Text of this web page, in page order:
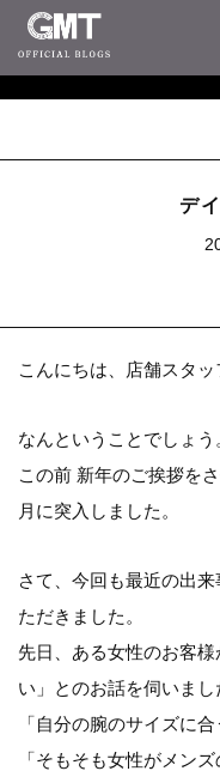
デ
こんにちは、店舗スタッ
なんということでしょう
この前 新年のご挨拶を
月に突入しました。
さて、今回も最近の出
ただきました。
先日、ある女性のお客
い」とのお話を伺いまし
「自分の腕のサイズに合
「そもそも女性がメン